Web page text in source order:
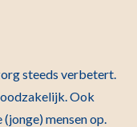
steeds verbetert.
Ook
mensen op.